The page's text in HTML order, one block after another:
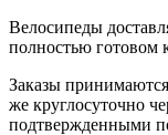
Велосипеды
полностью готовом
Заказы принимаются
же круглосуточно
подтвержденными